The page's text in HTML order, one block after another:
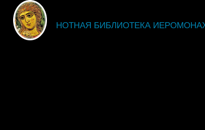
fdsgsdg
НОТНАЯ БИБЛИОТЕКА